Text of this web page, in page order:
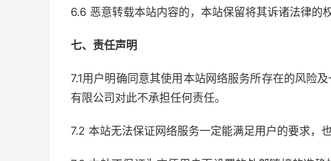
6.6 恶意转载本站内容的，本站保留将其诉诸法律的权
七、责任声明
7.1用户明确同意其使用本站网络服务所存在的风险
有限公司对此不承担任何责任。
7.2 本站无法保证网络服务一定能满足用户的要求，